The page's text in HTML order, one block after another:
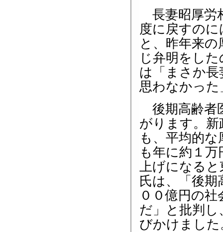
長妻昭厚労
度に戻すの
と、昨年来
じ弁明をし
は「まさか
思わなかっ
後期高齢者
がります。
も、平均的
も年に約１
上げになる
氏は、「後
００億円の
だ」と批判
びかけました